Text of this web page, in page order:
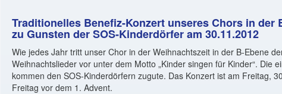
Traditionelles Benefiz-Konzert unseres Chors in der
zu Gunsten der SOS-Kinderdörfer am 30.11.2012
Wie jedes Jahr tritt unser Chor in der Weihnachtszeit in der B-Ebene
Weihnachtslieder vor unter dem Motto „Kinder singen für Kinder“. Die
kommen den SOS-Kinderdörfern zugute. Das Konzert ist am Freitag,
Freitag vor dem 1. Advent.